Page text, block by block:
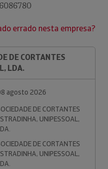
errado nesta empresa?
DE CORTANTES
LDA.
agosto 2026
DE CORTANTES
UNIPESSOAL,
DE CORTANTES
UNIPESSOAL,